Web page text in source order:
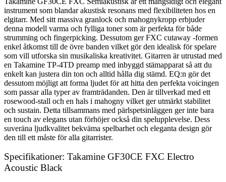
instrument som blandar akustisk resonans med flexibiliteten hos en
elgitarr. Med sitt massiva granlock och mahognykropp erbjuder
denna modell varma och fylliga toner som är perfekta för både
strumming och fingerpicking. Dessutom ger FXC cutaway -formen
enkel åtkomst till de övre banden vilket gör den idealisk för spelare
som vill utforska sin musikaliska kreativitet. Gitarren är utrustad med
en Takamine TP-4TD preamp med inbyggd stämapparat så att du
enkelt kan justera din ton och alltid hålla dig stämd. EQ:n gör det
dessutom möjligt att forma ljudet för att hitta den perfekta voicingen
som passar alla typer av framträdanden. Den är tillverkad med ett
rosewood-stall och en hals i mahogny vilket ger utmärkt stabilitet
och sustain. Detta tillsammans med pärlspetsinläggen ger inte bara
en touch av elegans utan förhöjer också din spelupplevelse. Dess
suveräna ljudkvalitet bekväma spelbarhet och eleganta design gör
den till ett måste för alla gitarrister.
Specifikationer: Takamine GF30CE FXC Electro
Acoustic Black